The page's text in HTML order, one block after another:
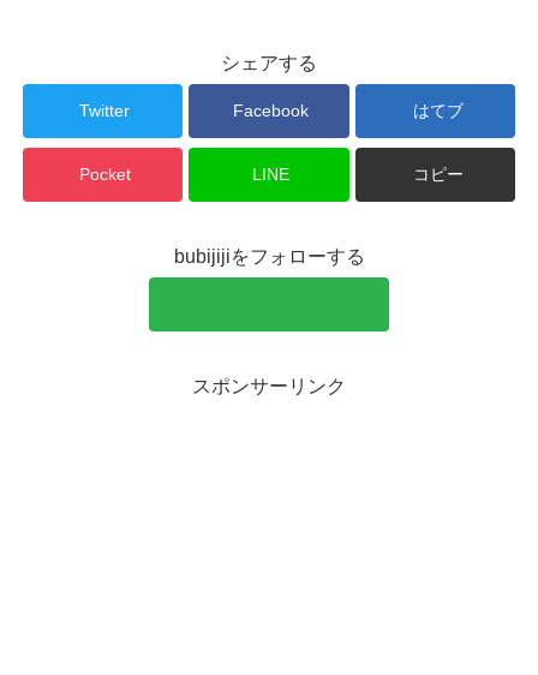
シェアする
Twitter Facebook はてブ
Pocket LINE コピー
bubijijiをフォローする
スポンサーリンク